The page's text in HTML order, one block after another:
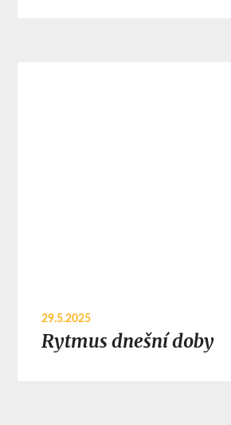
29.5.2025
Rytmus dnešní doby